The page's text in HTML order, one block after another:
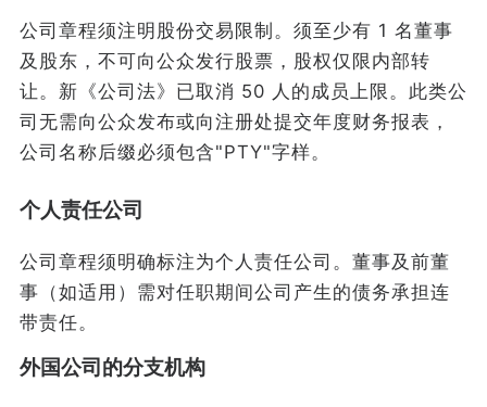
公司章程须注明股份交易限制。须至少有 1 名董事
及股东，不可向公众发行股票，股权仅限内部转
让。新《公司法》已取消 50 人的成员上限。此类公
司无需向公众发布或向注册处提交年度财务报表，
公司名称后缀必须包含"PTY"字样。
个人责任公司
公司章程须明确标注为个人责任公司。董事及前董
事（如适用）需对任职期间公司产生的债务承担连
带责任。
外国公司的分支机构